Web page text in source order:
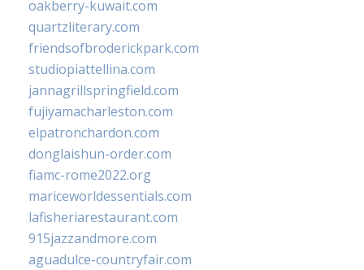
oakberry-kuwait.com
quartzliterary.com
friendsofbroderickpark.com
studiopiattellina.com
jannagrillspringfield.com
fujiyamacharleston.com
elpatronchardon.com
donglaishun-order.com
fiamc-rome2022.org
mariceworldessentials.com
lafisheriarestaurant.com
915jazzandmore.com
aguadulce-countryfair.com